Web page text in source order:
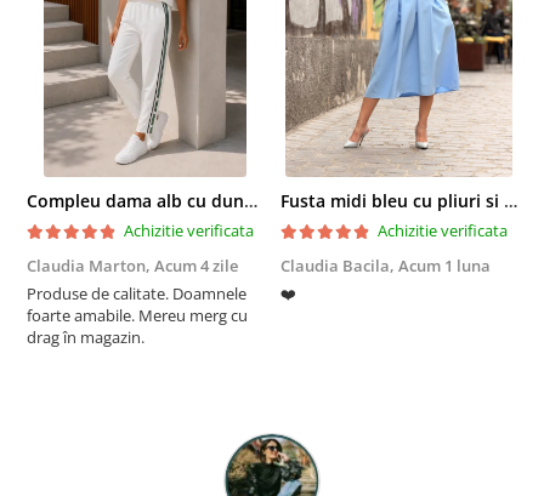
Compleu dama alb cu dungi laterale in nuante de verde si negru
Achizitie verificata
Claudia Marton, Acum 4 zile
Produse de calitate. Doamnele
foarte amabile. Mereu merg cu
drag în magazin.
Fusta midi bleu cu pliuri si buzunare
Achizitie verificata
Claudia Bacila, Acum 1 luna
❤️